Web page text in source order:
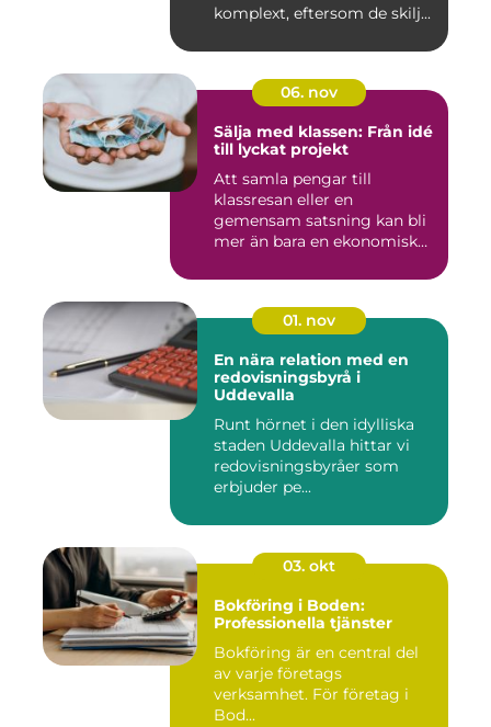
komplext, eftersom de skilj...
06. nov
Sälja med klassen: Från idé
till lyckat projekt
Att samla pengar till
klassresan eller en
gemensam satsning kan bli
mer än bara en ekonomisk
01. nov
En nära relation med en
redovisningsbyrå i
Uddevalla
Runt hörnet i den idylliska
staden Uddevalla hittar vi
redovisningsbyråer som
erbjuder pe...
03. okt
Bokföring i Boden:
Professionella tjänster
Bokföring är en central del
av varje företags
verksamhet. För företag i
Bod...